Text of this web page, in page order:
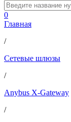
0
Главная
/
Сетевые шлюзы
/
Anybus X-Gateway
/